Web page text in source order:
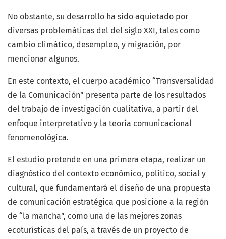
No obstante, su desarrollo ha sido aquietado por
diversas problemáticas del del siglo XXI, tales como
cambio climático, desempleo, y migración, por
mencionar algunos.
En este contexto, el cuerpo académico “Transversalidad
de la Comunicación” presenta parte de los resultados
del trabajo de investigación cualitativa, a partir del
enfoque interpretativo y la teoría comunicacional
fenomenológica.
El estudio pretende en una primera etapa, realizar un
diagnóstico del contexto económico, político, social y
cultural, que fundamentará el diseño de una propuesta
de comunicación estratégica que posicione a la región
de “la mancha”, como una de las mejores zonas
ecoturísticas del país, a través de un proyecto de